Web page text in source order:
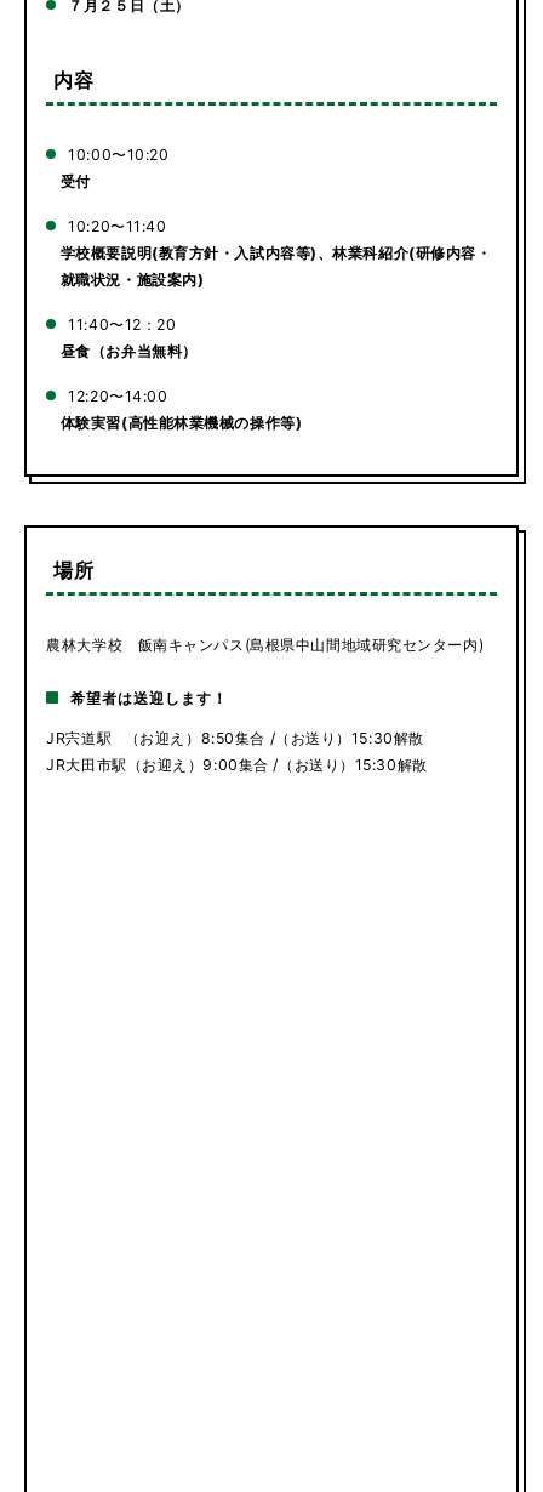
７月２５日（土）
内容
10:00〜10:20
受付
10:20〜11:40
学校概要説明(教育方針・入試内容等)、林業科紹介(研修内容・
就職状況・施設案内)
11:40〜12：20
昼食（お弁当無料）
12:20〜14:00
体験実習(高性能林業機械の操作等)
場所
農林大学校 飯南キャンパス(島根県中山間地域研究センター内)
希望者は送迎します！
JR宍道駅 （お迎え）8:50集合 /（お送り）15:30解散
JR大田市駅（お迎え）9:00集合 /（お送り）15:30解散